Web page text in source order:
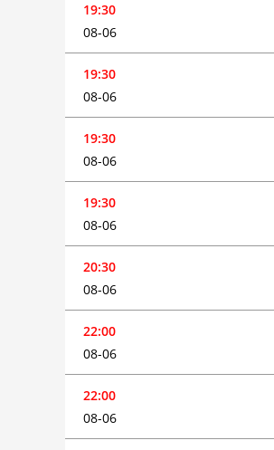
19:30
08-06
19:30
08-06
19:30
08-06
19:30
08-06
20:30
08-06
22:00
08-06
22:00
08-06